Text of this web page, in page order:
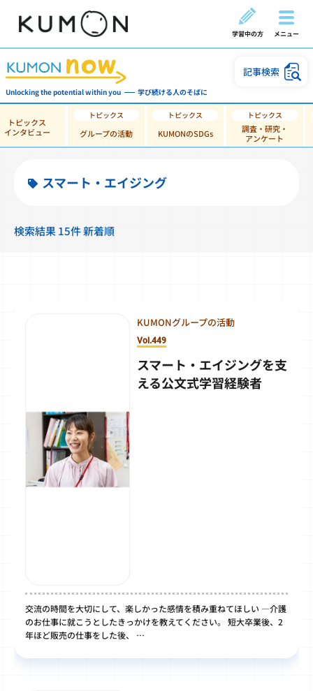
学習中の方 メニュー
Unlocking the potential within you 学び続ける人のそばに
記事検索
トピックス
インタビュー
グループの活動 KUMONのSDGs
調査・研究・
アンケート
スマート・エイジング
検索結果 15件 新着順
KUMONグループの活動
Vol.449
スマート・エイジングを支
える公文式学習経験者
交流の時間を大切にして、楽しかった感情を積み重ねてほしい ―介護
のお仕事に就こうとしたきっかけを教えてください。 短大卒業後、2
年ほど販売の仕事をした後、 …